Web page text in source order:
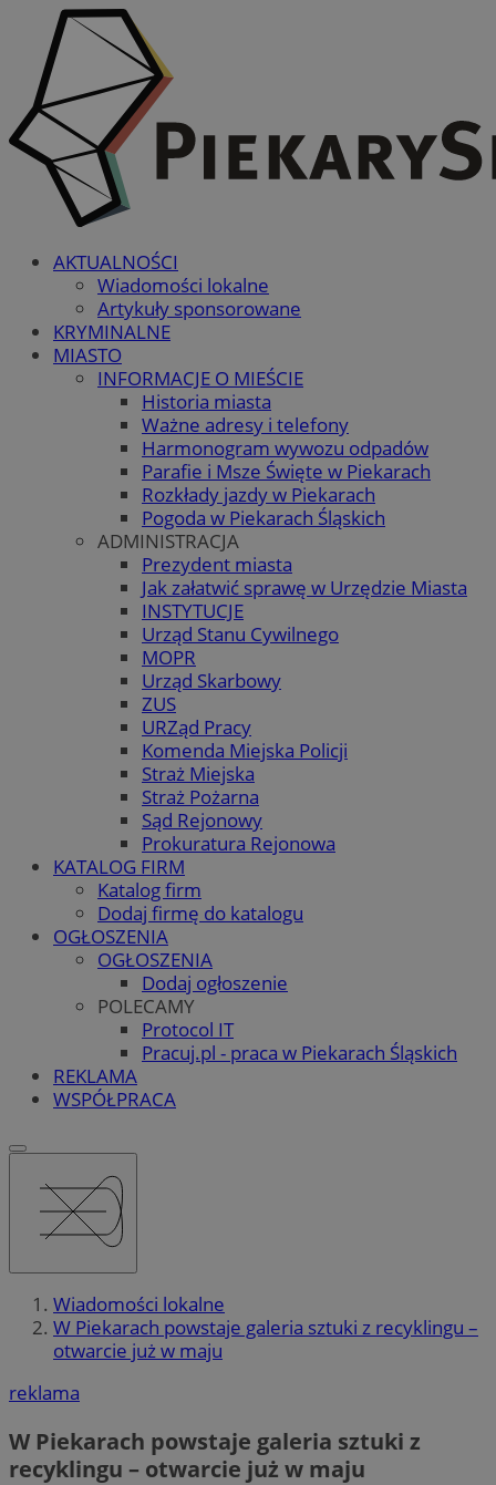
AKTUALNOŚCI
Wiadomości lokalne
Artykuły sponsorowane
KRYMINALNE
MIASTO
INFORMACJE O MIEŚCIE
Historia miasta
Ważne adresy i telefony
Harmonogram wywozu odpadów
Parafie i Msze Święte w Piekarach
Rozkłady jazdy w Piekarach
Pogoda w Piekarach Śląskich
ADMINISTRACJA
Prezydent miasta
Jak załatwić sprawę w Urzędzie Miasta
INSTYTUCJE
Urząd Stanu Cywilnego
MOPR
Urząd Skarbowy
ZUS
URZąd Pracy
Komenda Miejska Policji
Straż Miejska
Straż Pożarna
Sąd Rejonowy
Prokuratura Rejonowa
KATALOG FIRM
Katalog firm
Dodaj firmę do katalogu
OGŁOSZENIA
OGŁOSZENIA
Dodaj ogłoszenie
POLECAMY
Protocol IT
Pracuj.pl - praca w Piekarach Śląskich
REKLAMA
WSPÓŁPRACA
Wiadomości lokalne
W Piekarach powstaje galeria sztuki z recyklingu –
otwarcie już w maju
reklama
W Piekarach powstaje galeria sztuki z
recyklingu – otwarcie już w maju